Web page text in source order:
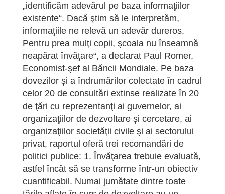
„identificăm adevărul pe baza informaţiilor
existente“. Dacă ştim să le interpretăm,
informaţiile ne relevă un adevăr dureros.
Pentru prea mulţi copii, şcoala nu înseamnă
neapărat învăţare“, a declarat Paul Romer,
Economist-şef al Băncii Mondiale. Pe baza
dovezilor şi a îndrumărilor colectate în cadrul
celor 20 de consultări extinse realizate în 20
de ţări cu reprezentanţi ai guvernelor, ai
organizaţiilor de dezvoltare şi cercetare, ai
organizaţiilor societăţii civile şi ai sectorului
privat, raportul oferă trei recomandări de
politici publice: 1. Învăţarea trebuie evaluată,
astfel încât să se transforme într-un obiectiv
cuantificabil. Numai jumătate dintre toate